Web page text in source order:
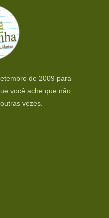
de 2009 para
você ache que não
vezes.